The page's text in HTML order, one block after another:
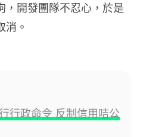
，開發團隊不忍心，於是
消。
行政命令 反制信用咭公